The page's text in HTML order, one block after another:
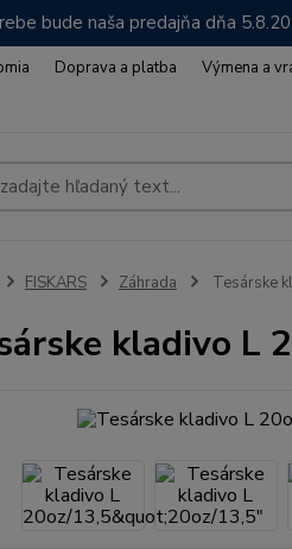
bude naša predajňa dňa
Doprava a platba Výmena a
FISKARS Záhrada Tesárske
kladivo L